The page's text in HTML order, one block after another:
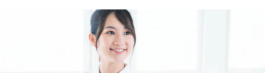
22.5〜30.2万円/月 賞与3.4ヶ月
8:30～17:00（休憩60分）
月給30万円以上可